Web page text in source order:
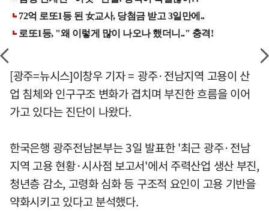
[광주=뉴시스]이창우 기자 = 광주·전남지역 고용이 산
업 침체와 인구구조 변화가 겹치며 부진한 흐름을 이어
가고 있다는 진단이 나왔다.
한국은행 광주전남본부는 3일 발표한 '최근 광주·전남
지역 고용 현황·시사점 보고서'에서 주력산업 생산 부진,
청년층 감소, 고령화 심화 등 구조적 요인이 고용 기반을
약화시키고 있다고 분석했다.